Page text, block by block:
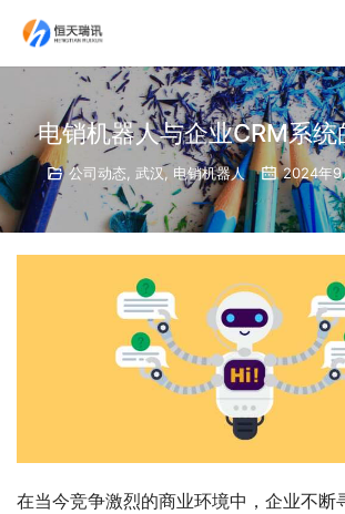
电销机器人与企业CRM系统
公司动态 武汉, 电销机器人 2024年9
在当今竞争激烈的商业环境中，企业不断